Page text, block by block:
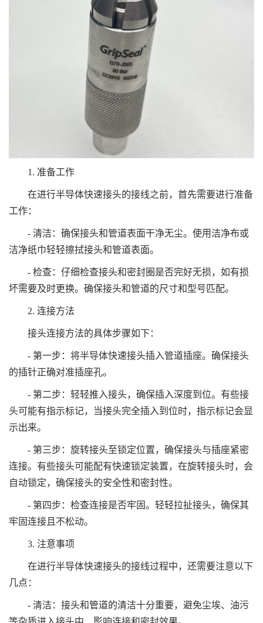
1. 准备工作
在进行半导体快速接头的接线之前，首先需要进行准备
工作：
- 清洁：确保接头和管道表面干净无尘。使用洁净布或
洁净纸巾轻轻擦拭接头和管道表面。
- 检查：仔细检查接头和密封圈是否完好无损，如有损
坏需要及时更换。确保接头和管道的尺寸和型号匹配。
2. 连接方法
接头连接方法的具体步骤如下：
- 第一步：将半导体快速接头插入管道插座。确保接头
的插针正确对准插座孔。
- 第二步：轻轻推入接头，确保插入深度到位。有些接
头可能有指示标记，当接头完全插入到位时，指示标记会显
示出来。
- 第三步：旋转接头至锁定位置，确保接头与插座紧密
连接。有些接头可能配有快速锁定装置，在旋转接头时，会
自动锁定，确保接头的安全性和密封性。
- 第四步：检查连接是否牢固。轻轻拉扯接头，确保其
牢固连接且不松动。
3. 注意事项
在进行半导体快速接头的接线过程中，还需要注意以下
几点：
- 清洁：接头和管道的清洁十分重要，避免尘埃、油污